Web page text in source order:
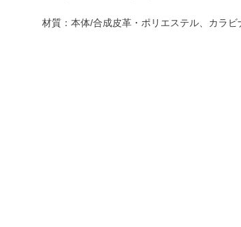
材質：本体/合成皮革・ポリエステル、カラビ